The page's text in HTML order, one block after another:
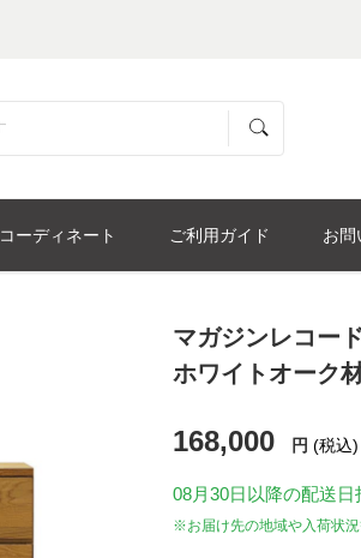
コーディネート ご利用ガイド お問
マガジンレコー
ホワイトオーク
168,000 円 (税込)
08月30日 以降の配送
※お届け先の地域や入荷状